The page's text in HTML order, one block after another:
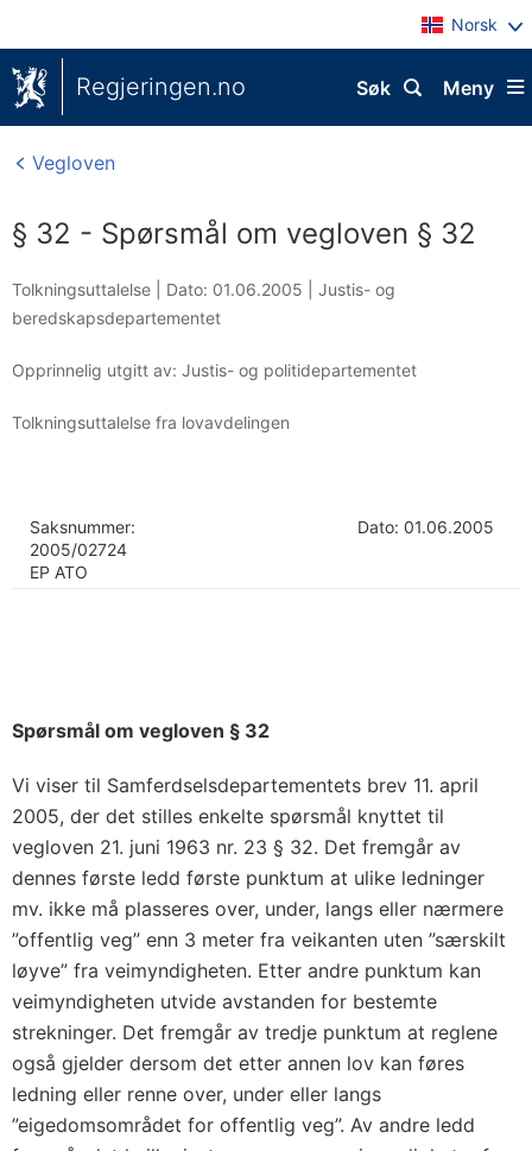
Norsk
Regjeringen.no Meny
Søk
Vegloven
§ 32 - Spørsmål om vegloven § 32
Tolkningsuttalelse | Dato: 01.06.2005
Justis- og
beredskapsdepartementet
Opprinnelig utgitt av: Justis- og politidepartementet
Tolkningsuttalelse fra lovavdelingen
Saksnummer:
2005/02724
EP ATO
Dato: 01.06.2005
Spørsmål om vegloven § 32
Vi viser til Samferdselsdepartementets brev 11. april
2005, der det stilles enkelte spørsmål knyttet til
vegloven 21. juni 1963 nr. 23 § 32. Det fremgår av
dennes første ledd første punktum at ulike ledninger
mv. ikke må plasseres over, under, langs eller nærmere
”offentlig veg” enn 3 meter fra veikanten uten ”særskilt
løyve” fra veimyndigheten. Etter andre punktum kan
veimyndigheten utvide avstanden for bestemte
strekninger. Det fremgår av tredje punktum at reglene
også gjelder dersom det etter annen lov kan føres
ledning eller renne over, under eller langs
”eigedomsområdet for offentlig veg”. Av andre ledd